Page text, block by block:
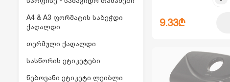
A4 & A3 ფორმატის საბეჭდი
ქაღალდი
თერმული ქაღალდი
სასწორის ეტიკეტები
წებოვანი ეტიკეტი ლეიბლი
9.33₾